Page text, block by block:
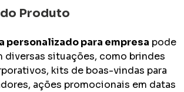
Produto
personalizado para empresa pode
diversas situações, como brindes
kits de boas-vindas para
ações promocionais em datas